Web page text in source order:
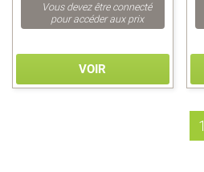
Vous devez être connecté
pour accéder aux prix
VOIR
1